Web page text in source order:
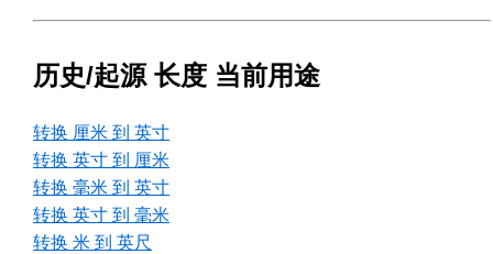
历史/起源 长度 当前用途
转换 厘米 到 英寸
转换 英寸 到 厘米
转换 毫米 到 英寸
转换 英寸 到 毫米
转换 米 到 英尺